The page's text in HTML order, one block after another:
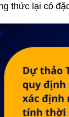
thức lại có